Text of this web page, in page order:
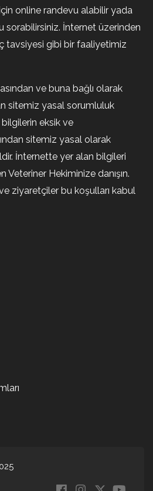
online randevu alabilir yada
sorabilirsiniz. İnternet üzerinden
tavsiyesi gibi bir faaliyetimiz
ve buna bağlı olarak
sitemiz yasal sorumluluk
eksik ve
sitemiz yasal olarak
İnternette yer alan bilgileri
Hekiminize danışın.
ziyaretçiler bu koşulları kabul